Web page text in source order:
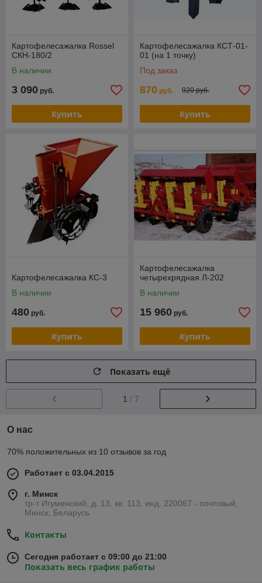
Картофелесажалка Rossel
СКН-180/2
В наличии
3 090 руб.
Купить
Картофелесажалка КСТ-01-
01 (на 1 точку)
Под заказ
870 руб. 920 руб.
Купить
Картофелесажалка КС-3
В наличии
480 руб.
Купить
Картофелесажалка
четырехрядная Л-202
В наличии
15 960 руб.
Купить
Показать ещё
1 / 7
О нас
70% положительных из 10 отзывов за год
Работает с 03.04.2015
г. Минск
тр-т Игуменский, д. 13, кв. 113, инд. 220067 - почтовый,
Минск, Беларусь
Контакты
Сегодня работает с 09:00 до 21:00
Показать весь график работы